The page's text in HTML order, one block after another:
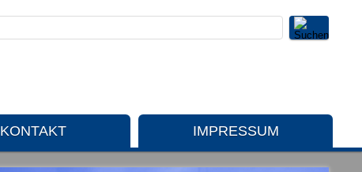
KONTAKT IMPRESSUM